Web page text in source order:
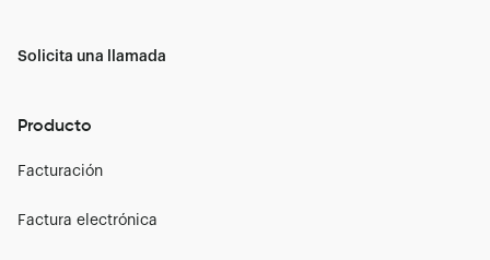
Solicita una llamada
Producto
Facturación
Factura electrónica